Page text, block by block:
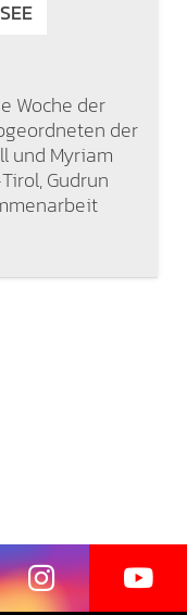
Woche der
der
und Myriam
Gudrun